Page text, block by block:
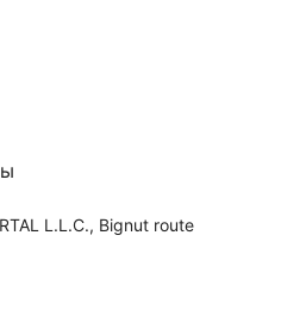
L.L.C., Bignut route